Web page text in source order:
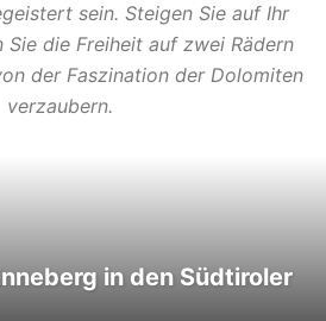
sein. Steigen Sie auf Ihr
die Freiheit auf zwei Rädern
der Faszination der Dolomiten
verzaubern.
in den Südtiroler